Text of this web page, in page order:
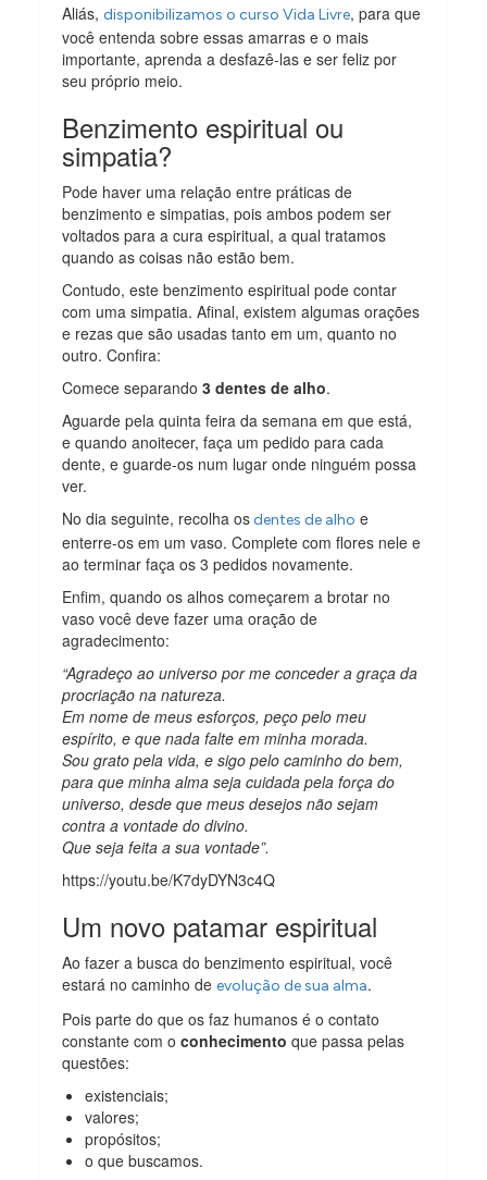
Aliás,disponibilizamos o curso Vida Livre, para que
você entenda sobre essas amarras e o mais
importante, aprenda a desfazê-las e ser feliz por
seu próprio meio.
Benzimento espiritual ou
simpatia?
Pode haver uma relação entre práticas de
benzimento e simpatias, pois ambos podem ser
voltados para a cura espiritual, a qual tratamos
quando as coisas não estão bem.
Contudo, este benzimento espiritual pode contar
com uma simpatia. Afinal, existem algumas orações
e rezas que são usadas tanto em um, quanto no
outro. Confira:
Comece separando3 dentes de alho.
Aguarde pela quinta feira da semana em que está,
e quando anoitecer, faça um pedido para cada
dente, e guarde-os num lugar onde ninguém possa
ver.
No dia seguinte, recolha osdentes de alho e
enterre-os em um vaso. Complete com flores nele e
ao terminar faça os 3 pedidos novamente.
Enfim, quando os alhos começarem a brotar no
vaso você deve fazer uma oração de
agradecimento:
“Agradeço ao universo por me conceder a graça da
procriação na natureza.
Em nome de meus esforços, peço pelo meu
espírito, e que nada falte em minha morada.
Sou grato pela vida, e sigo pelo caminho do bem,
para que minha alma seja cuidada pela força do
universo, desde que meus desejos não sejam
contra a vontade do divino.
Que seja feita a sua vontade”.
https://youtu.be/K7dyDYN3c4Q
Um novo patamar espiritual
Ao fazer a busca do benzimento espiritual, você
estará no caminho deevolução de sua alma.
Pois parte do que os faz humanos é o contato
constante com oconhecimento que passa pelas
questões:
existenciais;
valores;
propósitos;
o que buscamos.